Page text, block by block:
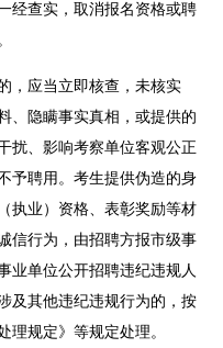
经查实，取消报名资格或聘
，应当立即核查，未核实
、隐瞒事实真相，或提供的
扰、影响考察单位客观公正
予聘用。考生提供伪造的身
执业）资格、表彰奖励等材
信行为，由招聘方报市级事
业单位公开招聘违纪违规人
及其他违纪违规行为的，按
理规定》等规定处理。